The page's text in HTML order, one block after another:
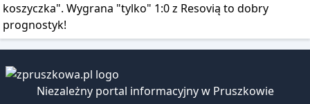
koszyczka". Wygrana "tylko" 1:0 z Resovią to dobry
prognostyk!
Niezależny portal informacyjny w Pruszkowie